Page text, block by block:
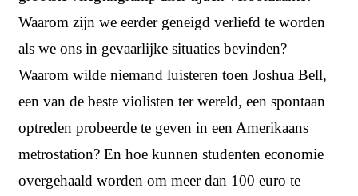
Waarom zijn we eerder geneigd verliefd te worden
als we ons in gevaarlijke situaties bevinden?
Waarom wilde niemand luisteren toen Joshua Bell,
een van de beste violisten ter wereld, een spontaan
optreden probeerde te geven in een Amerikaans
metrostation? En hoe kunnen studenten economie
overgehaald worden om meer dan 100 euro te